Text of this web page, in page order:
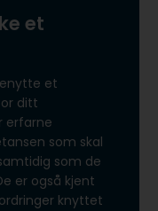
et
et
ditt
erfarne
som skal
som de
er også kjent
knyttet